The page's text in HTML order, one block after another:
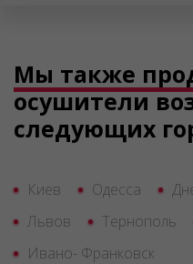
Мы также
осушители
следующих
Киев Одесса
Львов
Тернополь
Ивано- Франковск